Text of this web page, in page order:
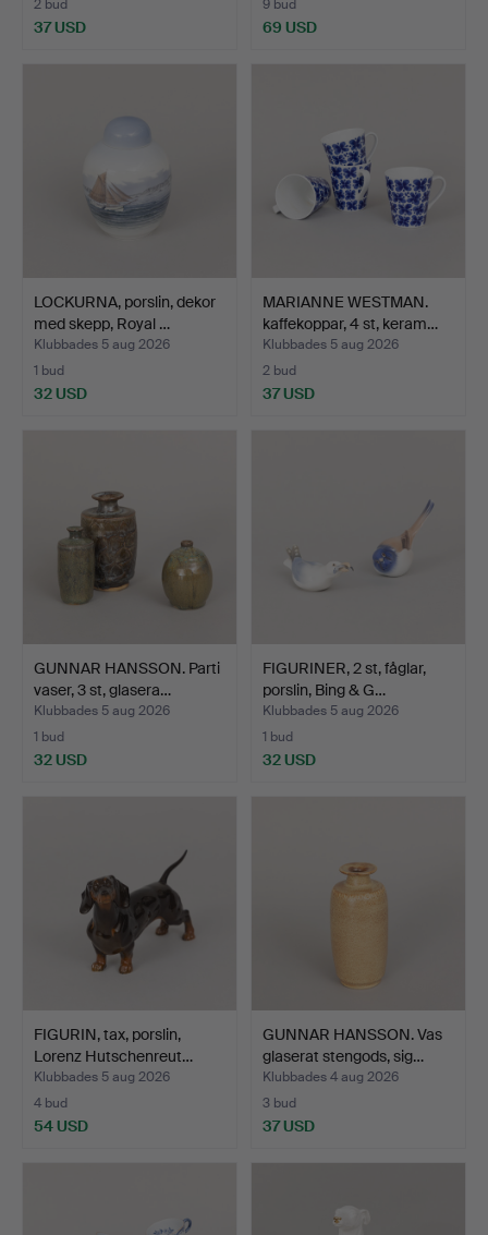
2 bud
37 USD
9 bud
69 USD
LOCKURNA, porslin, dekor
med skepp, Royal …
Klubbades 5 aug 2026
1 bud
32 USD
MARIANNE WESTMAN.
kaffekoppar, 4 st, keram…
Klubbades 5 aug 2026
2 bud
37 USD
GUNNAR HANSSON. Parti
vaser, 3 st, glasera…
Klubbades 5 aug 2026
1 bud
32 USD
FIGURINER, 2 st, fåglar,
porslin, Bing & G…
Klubbades 5 aug 2026
1 bud
32 USD
FIGURIN, tax, porslin,
Lorenz Hutschenreut…
Klubbades 5 aug 2026
4 bud
54 USD
GUNNAR HANSSON. Vas
glaserat stengods, sig…
Klubbades 4 aug 2026
3 bud
37 USD